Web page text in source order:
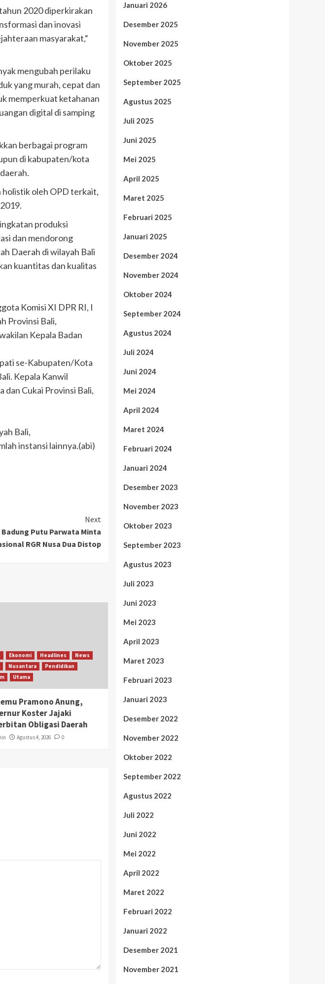
2020 diperkirakan
dan inovasi
masyarakat,“
mengubah perilaku
yang murah, cepat dan
memperkuat ketahanan
digital di samping
berbagai program
di kabupaten/kota
holistik oleh OPD terkait,
produksi
dan mendorong
Daerah di wilayah Bali
kuantitas dan kualitas
Komisi XI DPR RI, I
Provinsi Bali,
Kepala Badan
se-Kabupaten/Kota
Kepala Kanwil
Cukai Provinsi Bali,
Bali,
instansi lainnya.(abi)
Next
Badung Putu Parwata Minta
RGR Nusa Dua Distop
Ekonomi Headlines
News
Nusantara
Pendidikan
Utama
Pramono Anung,
Koster Jajaki
Obligasi Daerah
Agustus 4, 2026 0
Januari 2026
Desember 2025
November 2025
Oktober 2025
September 2025
Agustus 2025
Juli 2025
Juni 2025
Mei 2025
April 2025
Maret 2025
Februari 2025
Januari 2025
Desember 2024
November 2024
Oktober 2024
September 2024
Agustus 2024
Juli 2024
Juni 2024
Mei 2024
April 2024
Maret 2024
Februari 2024
Januari 2024
Desember 2023
November 2023
Oktober 2023
September 2023
Agustus 2023
Juli 2023
Juni 2023
Mei 2023
April 2023
Maret 2023
Februari 2023
Januari 2023
Desember 2022
November 2022
Oktober 2022
September 2022
Agustus 2022
Juli 2022
Juni 2022
Mei 2022
April 2022
Maret 2022
Februari 2022
Januari 2022
Desember 2021
November 2021